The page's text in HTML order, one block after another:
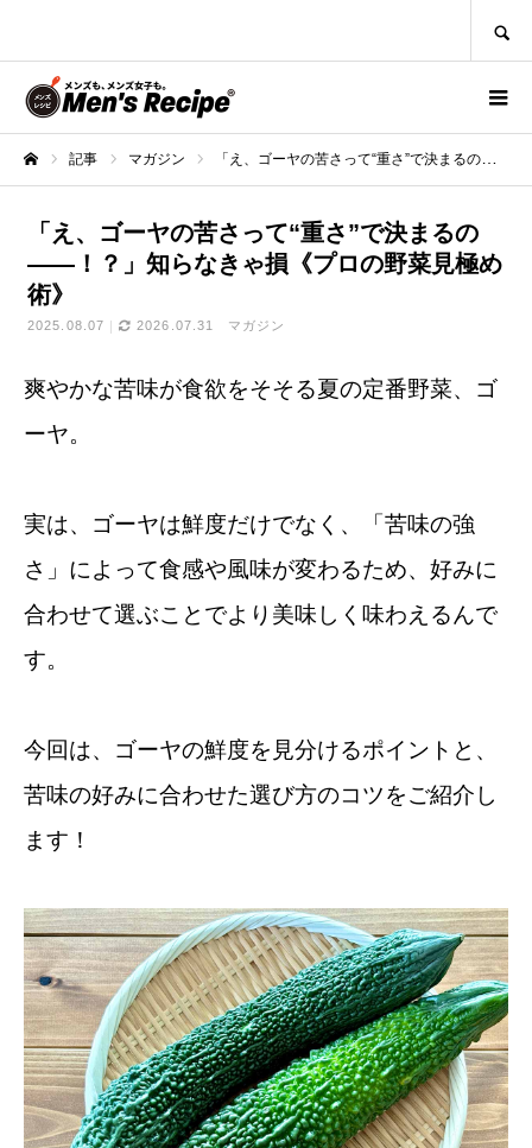
記事 マガジン 「え、ゴーヤの苦さって“重さ”で決まるの――！？」知らなきゃ損《プロの野菜見極め術》
「え、ゴーヤの苦さって“重さ”で決まるの
――！？」知らなきゃ損《プロの野菜見極め
術》
2025.08.07 2026.07.31 マガジン
爽やかな苦味が食欲をそそる夏の定番野菜、ゴ
ーヤ。
実は、ゴーヤは鮮度だけでなく、「苦味の強
さ」によって食感や風味が変わるため、好みに
合わせて選ぶことでより美味しく味わえるんで
す。
今回は、ゴーヤの鮮度を見分けるポイントと、
苦味の好みに合わせた選び方のコツをご紹介し
ます！